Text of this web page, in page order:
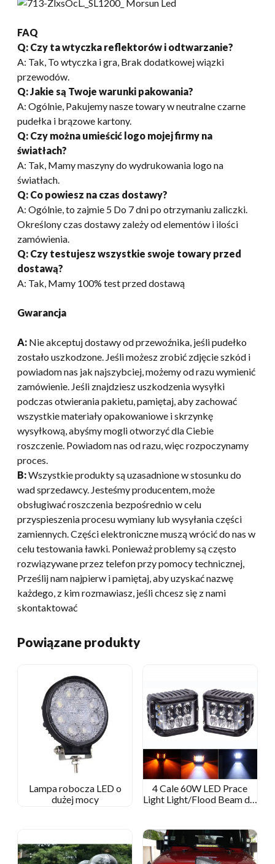
FAQ
Q: Czy ta wtyczka reflektorów i odtwarzanie?
A: Tak, To wtyczka i gra, Brak dodatkowej wiązki
przewodów.
Q: Jakie są Twoje warunki pakowania?
A: Ogólnie, Pakujemy nasze towary w neutralne czarne
pudełka i brązowe kartony.
Q: Czy można umieścić logo mojej firmy na
światłach?
A: Tak, Mamy maszyny do wydrukowania logo na
światłach.
Q: Co powiesz na czas dostawy?
A: Ogólnie, to zajmie 5 Do 7 dni po otrzymaniu zaliczki.
Określony czas dostawy zależy od elementów i ilości
zamówienia.
Q: Czy testujesz wszystkie swoje towary przed
dostawą?
A: Tak, Mamy 100% test przed dostawą
Gwarancja
A: Nie akceptuj dostawy od przewoźnika, jeśli pudełko
zostało uszkodzone. Jeśli możesz zrobić zdjęcie szkód i
powiadom nas jak najszybciej, możemy od razu wymienić
zamówienie. Jeśli znajdziesz uszkodzenia wysyłki
podczas otwierania pakietu, pamiętaj, aby zachować
wszystkie materiały opakowaniowe i skrzynkę
wysyłkową, abyśmy mogli otworzyć dla Ciebie
roszczenie. Powiadom nas od razu, więc rozpoczynamy
proces.
B:Wszystkie produkty są uzasadnione w stosunku do
wad sprzedawcy. Jesteśmy producentem, może
obsługiwać roszczenia bezpośrednio w celu
przyspieszenia procesu wymiany lub wysyłania części
zamiennych. Części elektroniczne muszą wrócić do nas w
celu testowania ławki. Ponieważ problemy są często
rozwiązywane przez telefon przy pomocy technicznej,
Prześlij nam najpierw i pamiętaj, aby uzyskać nazwę
każdego, z kim rozmawiasz, jeśli chcesz się z nami
skontaktować
Powiązane produkty
Lampa robocza LED o
dużej mocy
4 Cale 60W LED Prace
Light Light/Flood Beam dla